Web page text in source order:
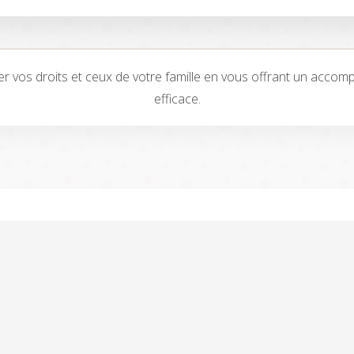
vos droits et ceux de votre famille en vous offrant un
efficace.